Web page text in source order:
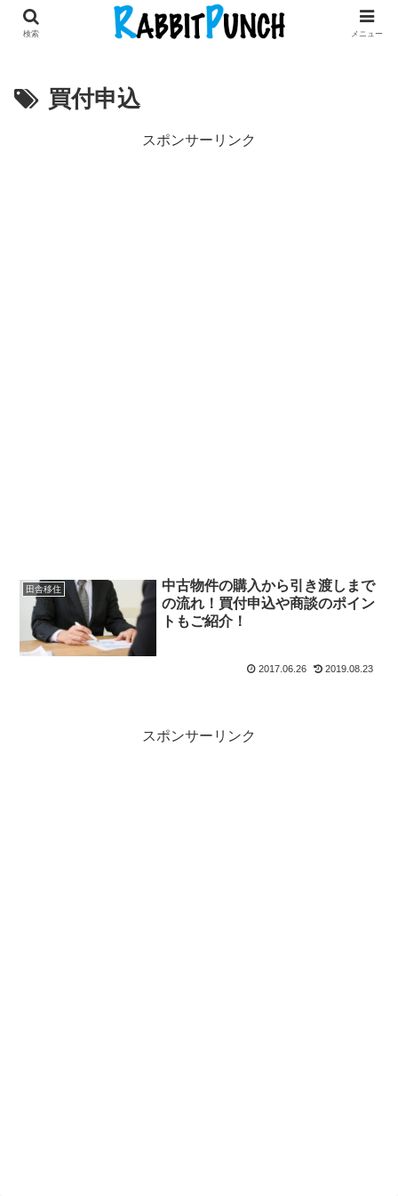
田舎暮らし × 古民家リノベDIY
買付申込
スポンサーリンク
田舎移住
中古物件の購入から引き渡しまで
の流れ！買付申込や商談のポイン
トもご紹介！
2017.06.26 2019.08.23
スポンサーリンク
検索 メニュー